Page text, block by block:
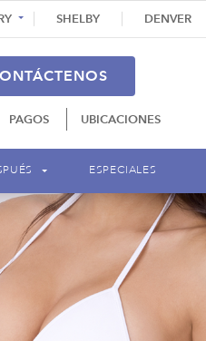
SHELBY DENVER
PAGOS UBICACIONES
ESPECIALES